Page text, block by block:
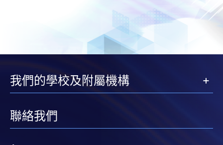
我們的學校及附屬機構
聯絡我們